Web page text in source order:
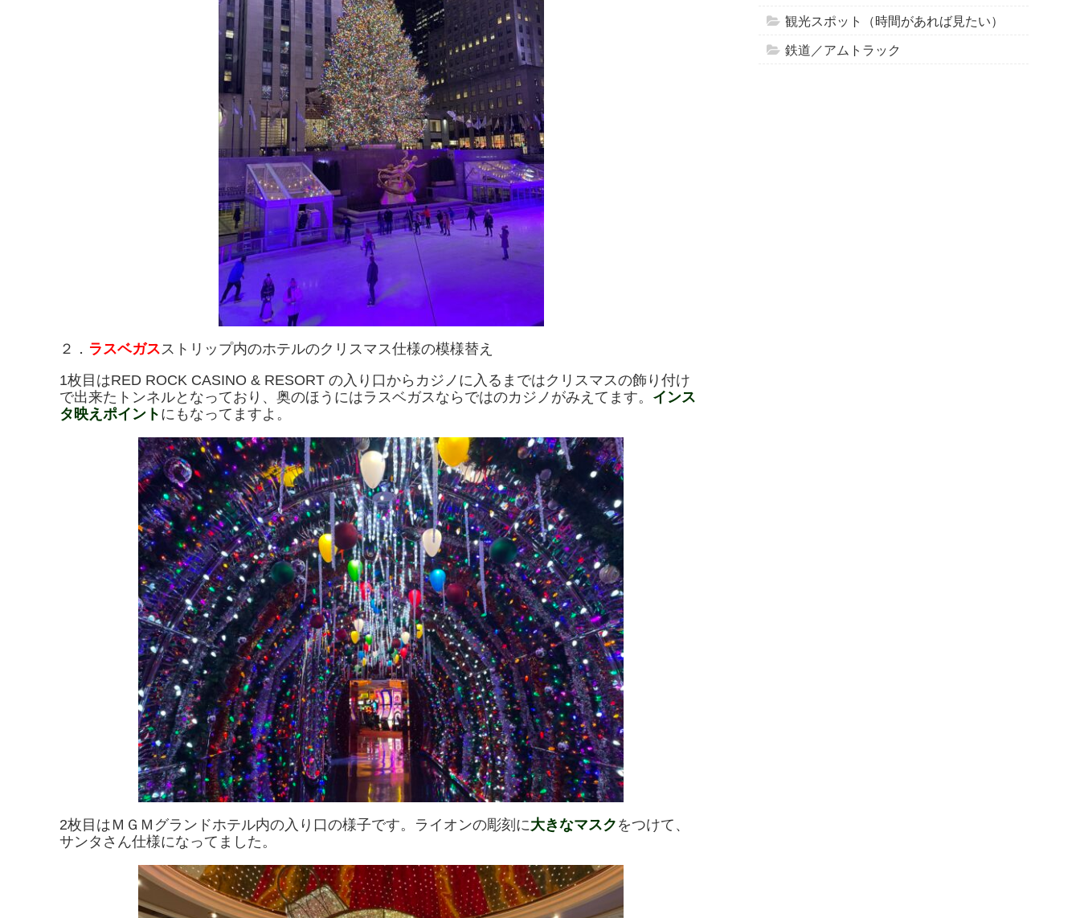
２． ラスベガスストリップ内のホテルのクリスマス仕様の模様替え
1枚目はRED ROCK CASINO & RESORT の入り口からカジノに入るまではクリスマスの飾り付け
で出来たトンネルとなっており、奥のほうにはラスベガスならではのカジノがみえてます。 インス
タ映えポイント にもなってますよ。
2枚目はＭＧＭグランドホテル内の入り口の様子です。ライオンの彫刻に大きなマスク をつけて、
サンタさん仕様になってました。
観光スポット（時間があれば見たい）
鉄道／アムトラック